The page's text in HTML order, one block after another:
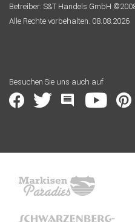
Betreiber: S&T Handels GmbH
Alle Rechte vorbehalten. 08.08.2026
Besuchen Sie uns auch auf